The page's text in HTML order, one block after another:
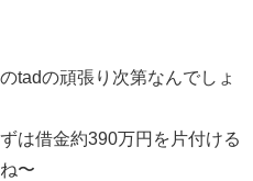
tadの頑張り次第なんでしょ
は借金約390万円を片付ける
〜